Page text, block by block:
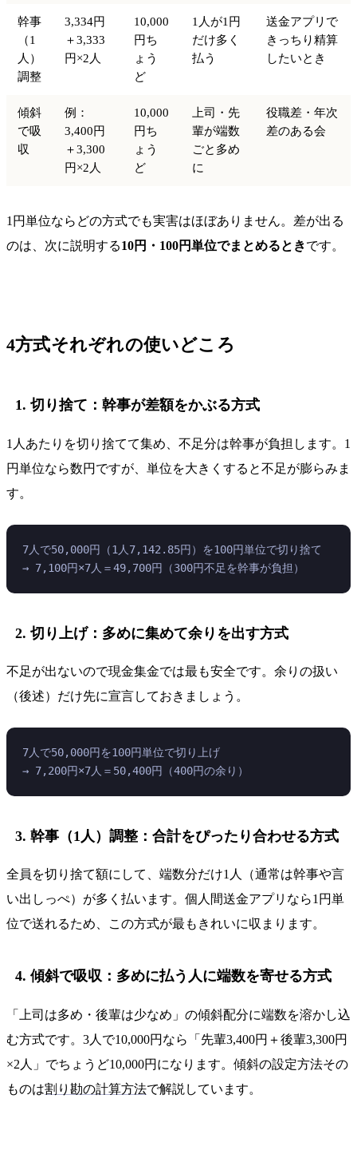
幹事
（1
人）
調整
3,334円
＋3,333
円×2人
10,000
円ち
ょう
ど
1人が1円
だけ多く
払う
送金アプリで
きっちり精算
したいとき
傾斜
で吸
収
例：
3,400円
＋3,300
円×2人
10,000
円ち
ょう
ど
上司・先
輩が端数
ごと多め
に
役職差・年次
差のある会
1円単位ならどの方式でも実害はほぼありません。差が出る
のは、次に説明する10円・100円単位でまとめるときです。
4方式それぞれの使いどころ
1. 切り捨て：幹事が差額をかぶる方式
1人あたりを切り捨てて集め、不足分は幹事が負担します。1
円単位なら数円ですが、単位を大きくすると不足が膨らみま
す。
7人で50,000円（1人7,142.85円）を100円単位で切り捨て
→ 7,100円×7人＝49,700円（300円不足を幹事が負担）
2. 切り上げ：多めに集めて余りを出す方式
不足が出ないので現金集金では最も安全です。余りの扱い
（後述）だけ先に宣言しておきましょう。
7人で50,000円を100円単位で切り上げ
→ 7,200円×7人＝50,400円（400円の余り）
3. 幹事（1人）調整：合計をぴったり合わせる方式
全員を切り捨て額にして、端数分だけ1人（通常は幹事や言
い出しっぺ）が多く払います。個人間送金アプリなら1円単
位で送れるため、この方式が最もきれいに収まります。
4. 傾斜で吸収：多めに払う人に端数を寄せる方式
「上司は多め・後輩は少なめ」の傾斜配分に端数を溶かし込
む方式です。3人で10,000円なら「先輩3,400円＋後輩3,300円
×2人」でちょうど10,000円になります。傾斜の設定方法その
ものは割り勘の計算方法で解説しています。